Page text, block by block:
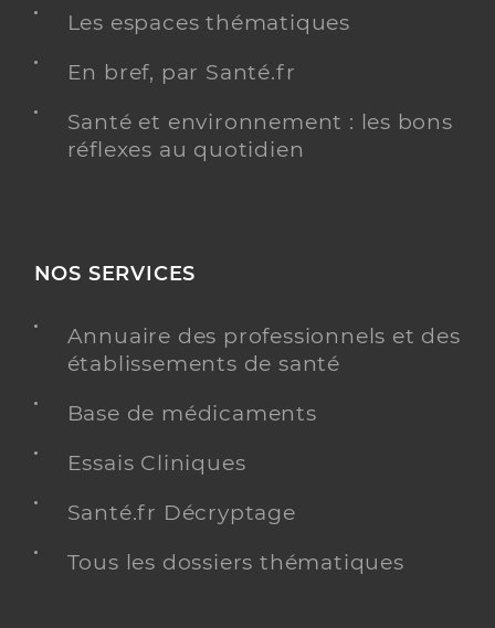
Les espaces thématiques
En bref, par Santé.fr
Santé et environnement : les bons
réflexes au quotidien
NOS SERVICES
Annuaire des professionnels et des
établissements de santé
Base de médicaments
Essais Cliniques
Santé.fr Décryptage
Tous les dossiers thématiques